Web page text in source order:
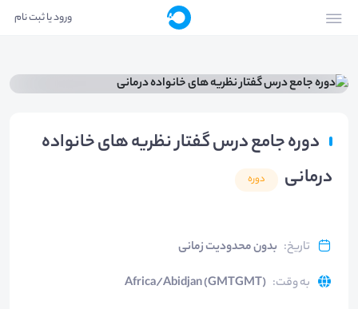
ورود یا ثبت نام
دوره جامع درس گفتار نظریه های خانواده
درمانی
دوره
تاریخ: بدون محدودیت زمانی
به وقت:
Africa/Abidjan (GMTGMT)